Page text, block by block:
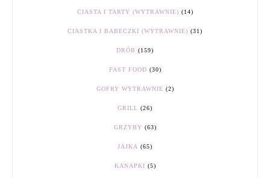
CIASTA I TARTY (WYTRAWNIE) (14)
CIASTKA I BABECZKI (WYTRAWNIE) (31)
DRÓB (159)
FAST FOOD (30)
GOFRY WYTRAWNIE (2)
GRILL (26)
GRZYBY (63)
JAJKA (65)
KANAPKI (5)